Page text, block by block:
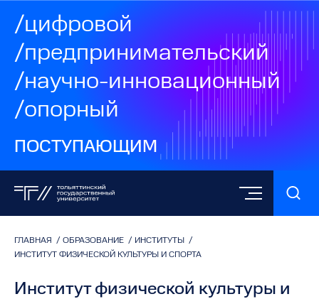
/цифровой
/предпринимательский
/научно-инновационный
/опорный
ПОСТУПАЮЩИМ
ГЛАВНАЯ / ОБРАЗОВАНИЕ / ИНСТИТУТЫ
/
ИНСТИТУТ ФИЗИЧЕСКОЙ КУЛЬТУРЫ И СПОРТА
Институт физической культуры и